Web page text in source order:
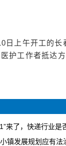
日上午开工的
护工作者抵达
来了，快递行业是
镇发展规划应有法